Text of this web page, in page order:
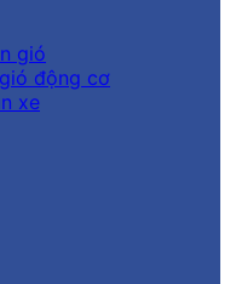
gió
động cơ
xe